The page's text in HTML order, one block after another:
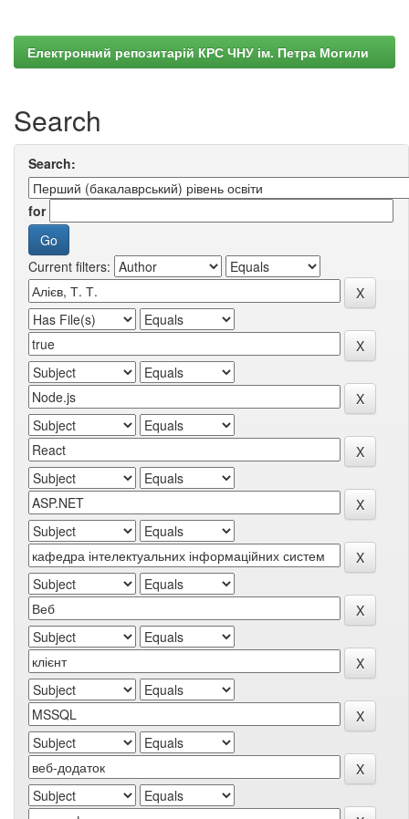
Електронний репозитарій КРС ЧНУ ім. Петра Могили
Search
Search:
for
Current filters: